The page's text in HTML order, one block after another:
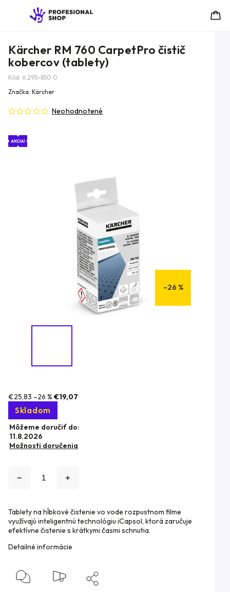
Kärcher RM 760 CarpetPro čistič
kobercov (tablety)
Kód: 6.295-850.0
Neohodnotené
Značka: Kärcher
–26 %
€25,83 –26 % €19,07
Skladom
Môžeme doručiť do:
11.8.2026
Možnosti doručenia
Tablety na hĺbkové čistenie vo vode rozpustnom filme
využívajú inteligentnú technológiu iCapsol, ktorá zaručuje
efektívne čistenie s krátkymi časmi schnutia.
Detailné informácie